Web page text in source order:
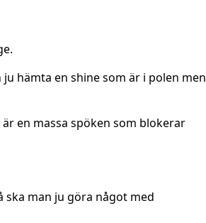
hämta en shine som är i polen men
en massa spöken som blokerar
ska man ju göra något med